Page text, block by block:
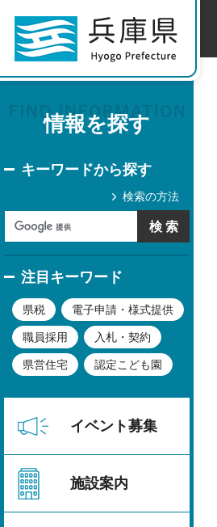
情報を探す
キーワードから探す
検索の方法
注目キーワード
県税 電子申請・様式提供
職員採用 入札・契約
県営住宅 認定こども園
イベント募集
施設案内